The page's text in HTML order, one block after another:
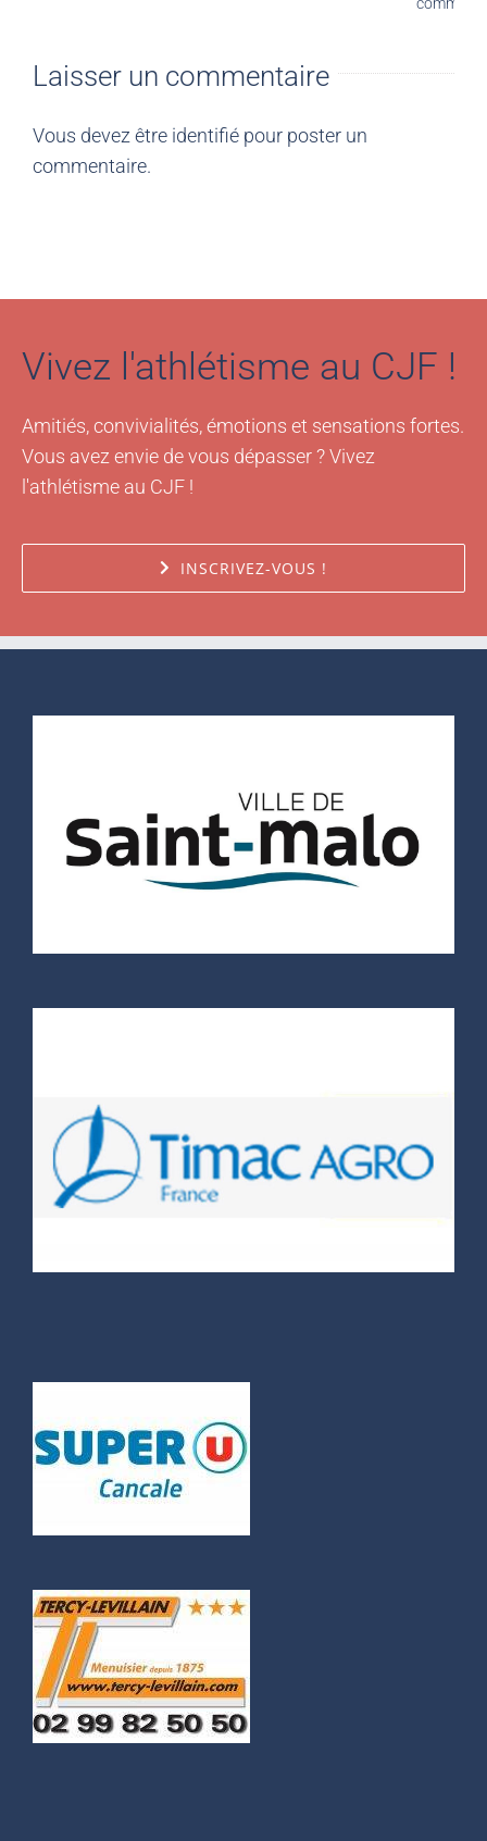
Laisser un commentaire
Vivez l'athlétisme au CJF !
Vous avez envie de vous dépasser ? Vivez